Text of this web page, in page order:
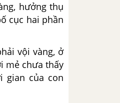
hưởng thụ
cục hai phần
vội vàng, ở
mẻ chưa thấy
gian của con